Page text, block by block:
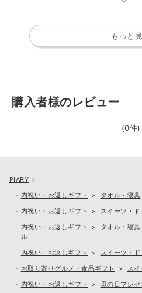
もっと
購入者様のレビュー
(0件)
PIARY
内祝い・お返しギフト
タオル・寝具
内祝い・お返しギフト
スイーツ・
内祝い・お返しギフト
タオル・寝具
ル
内祝い・お返しギフト
スイーツ・
お取り寄せグルメ・食品ギフト
スイ
内祝い・お返しギフト
母の日プレ